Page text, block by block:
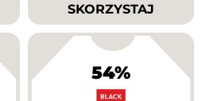
SKORZYSTAJ
54%